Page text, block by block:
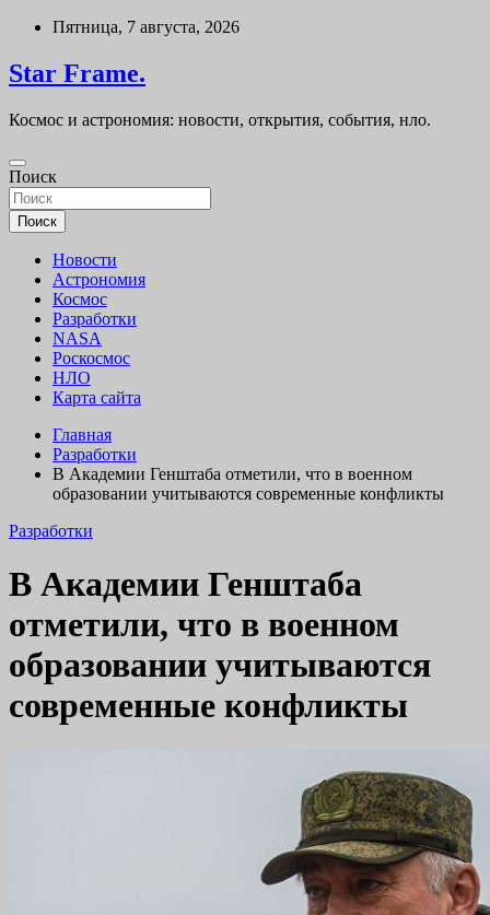
Перейти
содержимому
Пятница, 7 августа, 2026
Star Frame.
Космос и астрономия: новости, открытия, события, нло.
Поиск
Поиск
Новости
Астрономия
Космос
Разработки
NASA
Роскосмос
НЛО
Карта сайта
Главная
Разработки
В Академии Генштаба отметили, что в военном
образовании учитываются современные конфликты
Разработки
В Академии Генштаба
отметили, что в военном
образовании учитываются
современные конфликты